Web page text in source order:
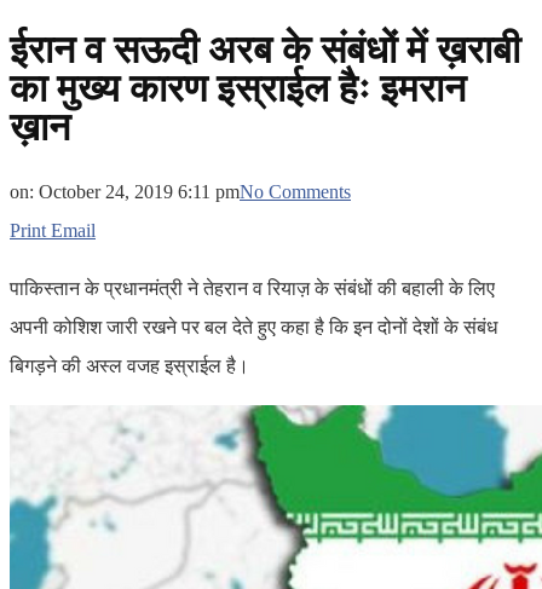
ईरान व सऊदी अरब के संबंधों में ख़राबी
का मुख्य कारण इस्राईल हैः इमरान
ख़ान
on: October 24, 2019 6:11 pmNo Comments
Print Email
पाकिस्तान के प्रधानमंत्री ने तेहरान व रियाज़ के संबंधों की बहाली के लिए
अपनी कोशिश जारी रखने पर बल देते हुए कहा है कि इन दोनों देशों के संबंध
बिगड़ने की अस्ल वजह इस्राईल है।